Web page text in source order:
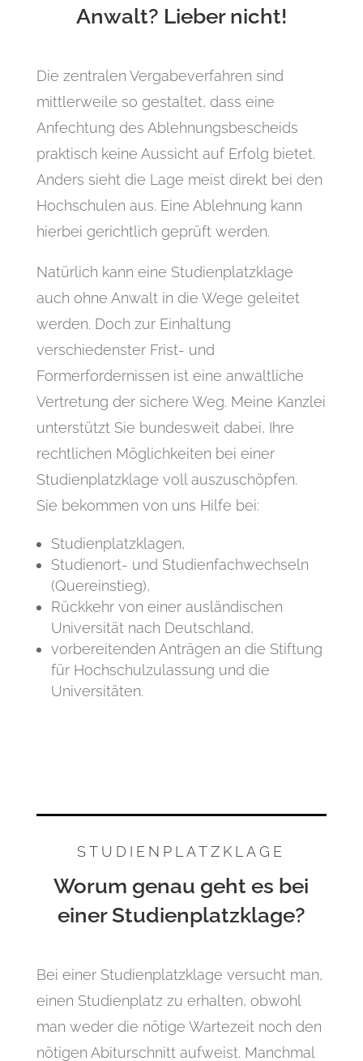
Anwalt? Lieber nicht!
Die zentralen Vergabeverfahren sind
mittlerweile so gestaltet, dass eine
Anfechtung des Ablehnungsbescheids
praktisch keine Aussicht auf Erfolg bietet.
Anders sieht die Lage meist direkt bei den
Hochschulen aus. Eine Ablehnung kann
hierbei gerichtlich geprüft werden.
Natürlich kann eine Studienplatzklage
auch ohne Anwalt in die Wege geleitet
werden. Doch zur Einhaltung
verschiedenster Frist- und
Formerfordernissen ist eine anwaltliche
Vertretung der sichere Weg. Meine Kanzlei
unterstützt Sie bundesweit dabei, Ihre
rechtlichen Möglichkeiten bei einer
Studienplatzklage voll auszuschöpfen.
Sie bekommen von uns Hilfe bei:
Studienplatzklagen,
Studienort- und Studienfachwechseln
(Quereinstieg),
Rückkehr von einer ausländischen
Universität nach Deutschland,
vorbereitenden Anträgen an die Stiftung
für Hochschulzulassung und die
Universitäten.
STUDIENPLATZKLAGE
Worum genau geht es bei
einer Studienplatzklage?
Bei einer Studienplatzklage versucht man,
einen Studienplatz zu erhalten, obwohl
man weder die nötige Wartezeit noch den
nötigen Abiturschnitt aufweist. Manchmal